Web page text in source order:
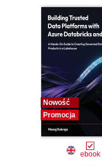
Nowość
Promocja
ebook